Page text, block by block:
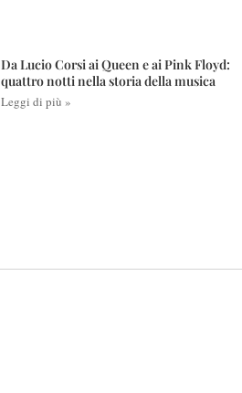
Da Lucio Corsi ai Queen e ai Pink Floyd:
quattro notti nella storia della musica
Leggi di più »